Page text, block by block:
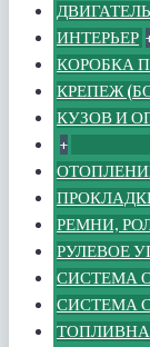
ДВИГАТЕЛЬ
ИНТЕРЬЕР
КОРОБКА
КРЕПЕЖ
КУЗОВ И
+
РЕМНИ,
РУЛЕВОЕ
СИСТЕМА
СИСТЕМА